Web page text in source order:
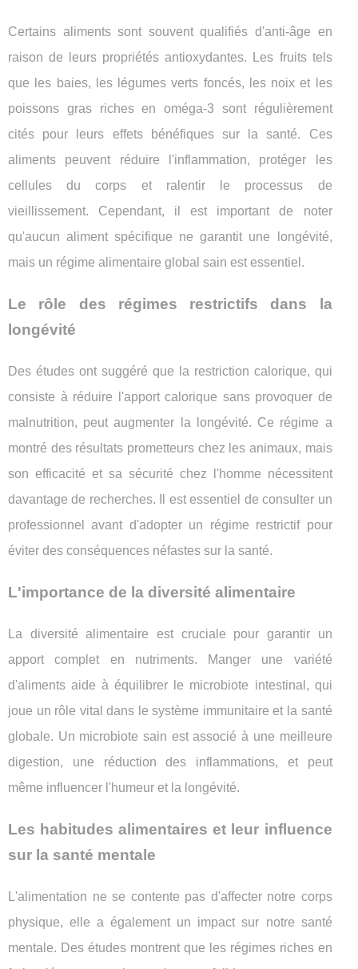
Certains aliments sont souvent qualifiés d'anti-âge en
raison de leurs propriétés antioxydantes. Les fruits tels
que les baies, les légumes verts foncés, les noix et les
poissons gras riches en oméga-3 sont régulièrement
cités pour leurs effets bénéfiques sur la santé. Ces
aliments peuvent réduire l'inflammation, protéger les
cellules du corps et ralentir le processus de
vieillissement. Cependant, il est important de noter
qu'aucun aliment spécifique ne garantit une longévité,
mais un régime alimentaire global sain est essentiel.
Le rôle des régimes restrictifs dans la
longévité
Des études ont suggéré que la restriction calorique, qui
consiste à réduire l'apport calorique sans provoquer de
malnutrition, peut augmenter la longévité. Ce régime a
montré des résultats prometteurs chez les animaux, mais
son efficacité et sa sécurité chez l'homme nécessitent
davantage de recherches. Il est essentiel de consulter un
professionnel avant d'adopter un régime restrictif pour
éviter des conséquences néfastes sur la santé.
L'importance de la diversité alimentaire
La diversité alimentaire est cruciale pour garantir un
apport complet en nutriments. Manger une variété
d'aliments aide à équilibrer le microbiote intestinal, qui
joue un rôle vital dans le système immunitaire et la santé
globale. Un microbiote sain est associé à une meilleure
digestion, une réduction des inflammations, et peut
même influencer l'humeur et la longévité.
Les habitudes alimentaires et leur influence
sur la santé mentale
L'alimentation ne se contente pas d'affecter notre corps
physique, elle a également un impact sur notre santé
mentale. Des études montrent que les régimes riches en